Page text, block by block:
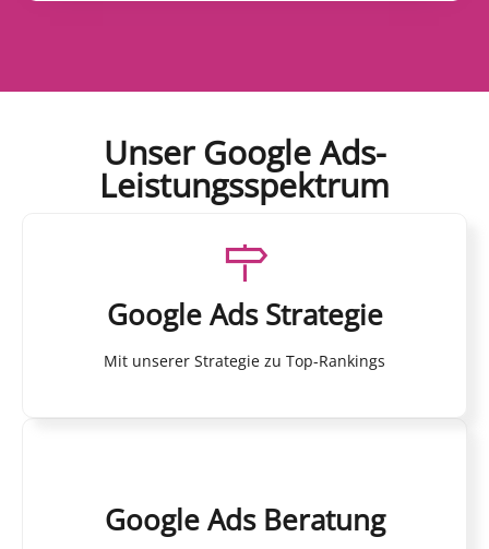
Unser Google Ads-
Leistungsspektrum
Google Ads Strategie
Mit unserer Strategie zu Top-Rankings
Google Ads Beratung